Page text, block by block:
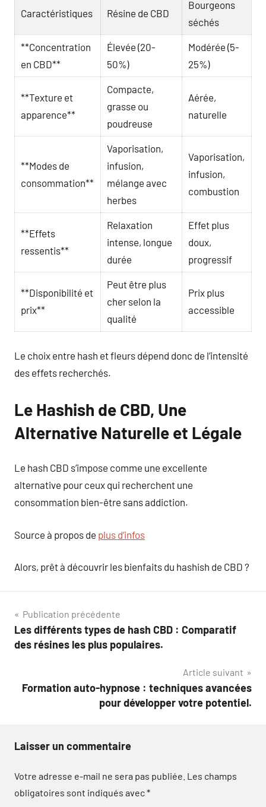
Caractéristiques Résine de CBD
Bourgeons
séchés
**Concentration
en CBD**
Élevée (20-
50%)
Modérée (5-
25%)
**Texture et
apparence**
Compacte,
grasse ou
poudreuse
Aérée,
naturelle
**Modes de
consommation**
Vaporisation,
infusion,
mélange avec
herbes
Vaporisation,
infusion,
combustion
**Effets
ressentis**
Relaxation
intense, longue
durée
Effet plus
doux,
progressif
**Disponibilité et
prix**
Peut être plus
cher selon la
qualité
Prix plus
accessible
Le choix entre hash et fleurs dépend donc de l’intensité
des effets recherchés.
Le Hashish de CBD, Une
Alternative Naturelle et Légale
Le hash CBD s’impose comme une excellente
alternative pour ceux qui recherchent une
consommation bien-être sans addiction.
Source à propos de plus d’infos
Alors, prêt à découvrir les bienfaits du hashish de CBD ?
Navigation
de
Publication précédente
Les différents types de hash CBD : Comparatif
des résines les plus populaires.
Article suivant
Formation auto-hypnose : techniques avancées
pour développer votre potentiel.
Laisser un commentaire
Votre adresse e-mail ne sera pas publiée. Les champs
obligatoires sont indiqués avec*